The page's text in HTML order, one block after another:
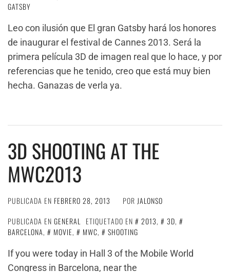
GATSBY
Leo con ilusión que El gran Gatsby hará los honores
de inaugurar el festival de Cannes 2013. Será la
primera película 3D de imagen real que lo hace, y por
referencias que he tenido, creo que está muy bien
hecha. Ganazas de verla ya.
3D SHOOTING AT THE
MWC2013
PUBLICADA EN FEBRERO 28, 2013 POR JALONSO
PUBLICADA EN GENERAL ETIQUETADO EN 2013, 3D,
BARCELONA, MOVIE, MWC,
SHOOTING
If you were today in Hall 3 of the Mobile World
Congress in Barcelona, near the